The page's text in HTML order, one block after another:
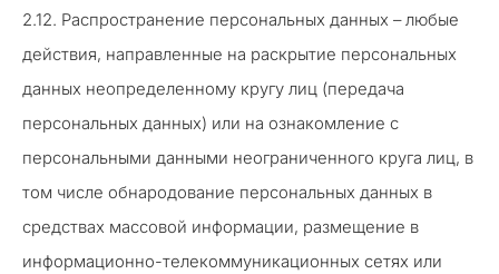
2.12. Распространение персональных данных – любые
действия, направленные на раскрытие персональных
данных неопределенному кругу лиц (передача
персональных данных) или на ознакомление с
персональными данными неограниченного круга лиц, в
том числе обнародование персональных данных в
средствах массовой информации, размещение в
информационно-телекоммуникационных сетях или